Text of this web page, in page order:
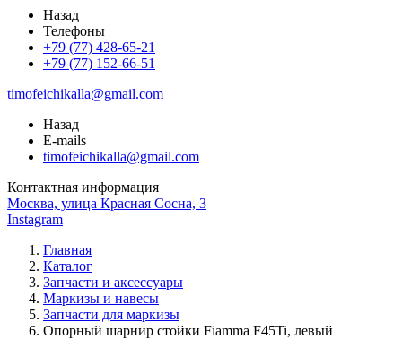
Назад
Телефоны
+79 (77) 428-65-21
+79 (77) 152-66-51
timofeichikalla@gmail.com
Назад
E-mails
timofeichikalla@gmail.com
Контактная информация
Москва, улица Красная Сосна, 3
Instagram
Главная
Каталог
Запчасти и аксессуары
Маркизы и навесы
Запчасти для маркизы
Опорный шарнир стойки Fiamma F45Ti, левый